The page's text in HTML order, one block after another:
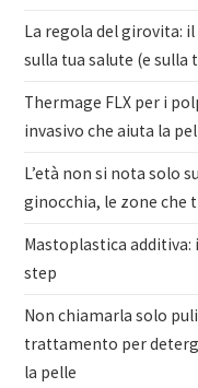
La regola del girovita:
sulla tua salute (e sulla
Thermage FLX per i
invasivo che aiuta la
L’età non si nota solo
ginocchia, le zone che
Mastoplastica
step
Non chiamarla solo
trattamento per
la pelle